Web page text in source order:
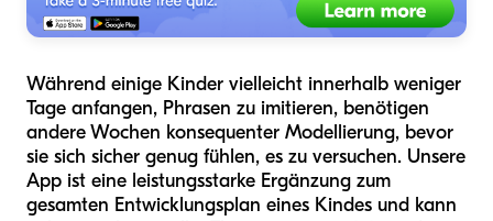
Während einige Kinder vielleicht innerhalb weniger
Tage anfangen, Phrasen zu imitieren, benötigen
andere Wochen konsequenter Modellierung, bevor
sie sich sicher genug fühlen, es zu versuchen. Unsere
App ist eine leistungsstarke Ergänzung zum
gesamten Entwicklungsplan eines Kindes und kann